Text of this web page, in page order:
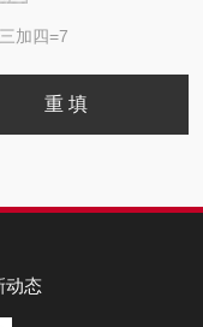
加四=7
动态